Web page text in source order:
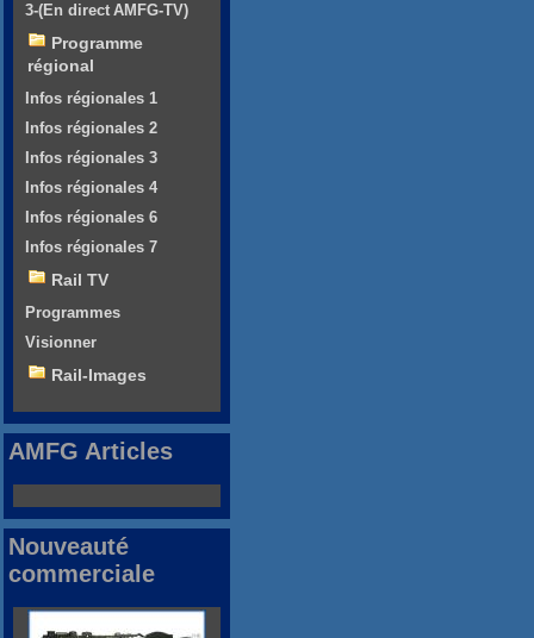
3-(En direct AMFG-TV)
Programme
régional
Infos régionales 1
Infos régionales 2
Infos régionales 3
Infos régionales 4
Infos régionales 6
Infos régionales 7
Rail TV
Programmes
Visionner
Rail-Images
AMFG Articles
Nouveauté
commerciale